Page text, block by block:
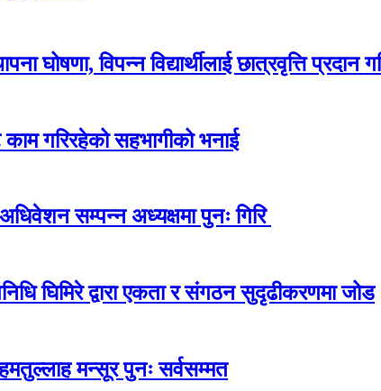
घोषणा, विपन्न विद्यार्थीलाई छात्रवृत्ति प्रदान
गरिरहेको सहभागीको भनाई
सम्पन्न अध्यक्षमा पुनः गिरि
घिमिरे द्वारा एकता र संगठन सुदृढीकरणमा जोड
मन्सूर पुनः सर्वसम्मत